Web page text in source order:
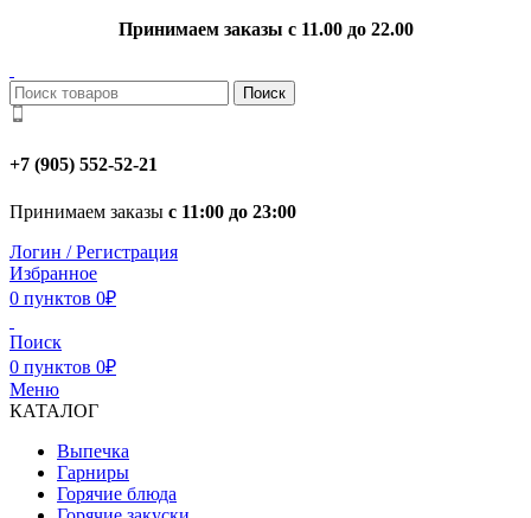
Принимаем заказы с 11.00 до 22.00
Поиск
+7 (905) 552-52-21
Принимаем заказы с 11:00 до 23:00
Логин / Регистрация
Избранное
0 пунктов 0₽
Поиск
0 пунктов 0₽
Меню
КАТАЛОГ
Выпечка
Гарниры
Горячие блюда